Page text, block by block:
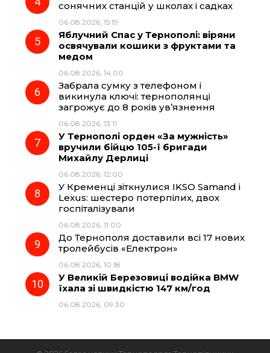
сонячних станцій у школах і садках
06.08.2026, 15:19
Яблучний Спас у Тернополі: віряни
освячували кошики з фруктами та
медом
06.08.2026, 14:00
Забрала сумку з телефоном і
викинула ключі: тернополянці
загрожує до 8 років ув’язнення
06.08.2026, 13:11
У Тернополі орден «За мужність»
вручили бійцю 105-ї бригади
Михайлу Дерлиці
06.08.2026, 12:00
У Кременці зіткнулися IKSO Samand і
Lexus: шестеро потерпілих, двох
госпіталізували
06.08.2026, 11:00
До Тернополя доставили всі 17 нових
тролейбусів «Електрон»
06.08.2026, 10:18
У Великій Березовиці водійка BMW
їхала зі швидкістю 147 км/год
06.08.2026, 09:30